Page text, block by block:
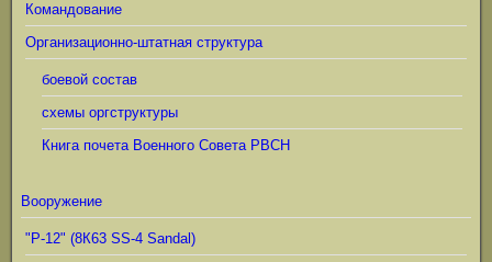
Командование
Организационно-штатная структура
боевой состав
схемы оргструктуры
Книга почета Военного Совета РВСН
Вооружение
"Р-12" (8К63 SS-4 Sandal)